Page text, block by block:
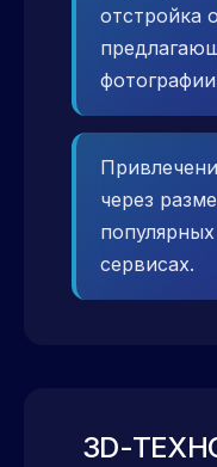
отстройка
через
сервисах.
3D-